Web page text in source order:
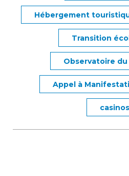
Hébergement
Transition
Observatoire du
Appel à
casinos